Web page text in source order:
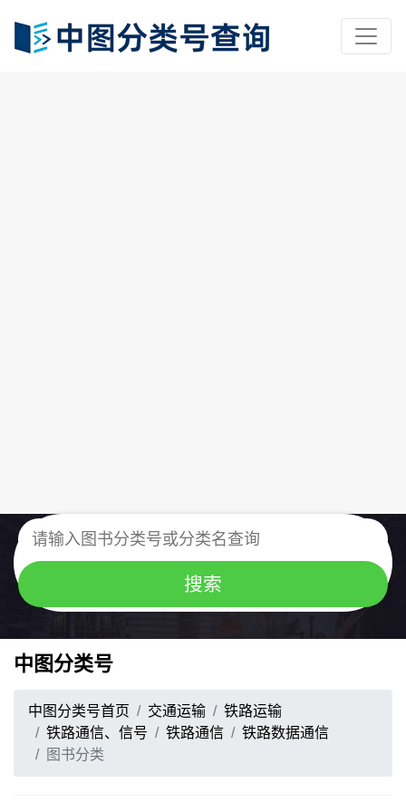
中图分类号
中图分类号首页 交通运输
铁路运输
铁路通信、信号
铁路通信
铁路数据通信
图书分类